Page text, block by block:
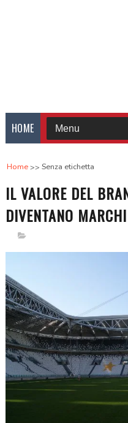
HOME
Home Senza etichetta
IL VALORE DEL
DIVENTANO